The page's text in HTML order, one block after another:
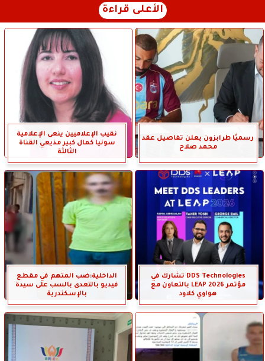
الأعلى قراءة
رسميًا طرابزون يعلن تفاصيل عقد
محمد صلاح
نقيب الإعلاميين ينعى الإعلامية
سونيا كمال كبير مذيعي القناة
الثالثة
DDS Technologies تشارك في
مؤتمر LEAP 2026 بالتعاون مع
هواوي كلاود
الداخلية:ضب المتهم في مقطع
فيديو بالتعدى بالسب على سيدة
بالإسكندرية